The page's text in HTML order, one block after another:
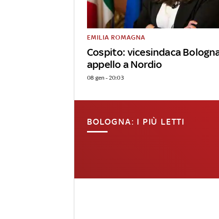
Cospito: vicesindaca
appello a Nordio
EMILIA ROMAGNA
08 gen - 20:03
BOLOGNA: I PIÙ LETTI